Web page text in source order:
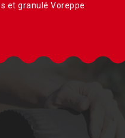
et granulé Voreppe